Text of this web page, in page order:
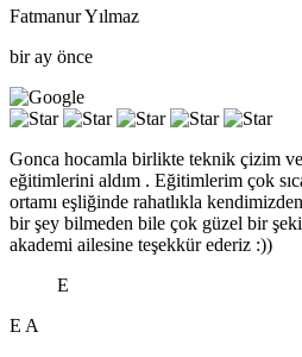
Fatmanur Yılmaz
bir ay önce
Gonca hocamla birlikte teknik çizim
eğitimlerini aldım . Eğitimlerim çok
ortamı eşliğinde rahatlıkla
bir şey bilmeden bile çok güzel bir
akademi ailesine teşekkür ederiz :))
E
E A